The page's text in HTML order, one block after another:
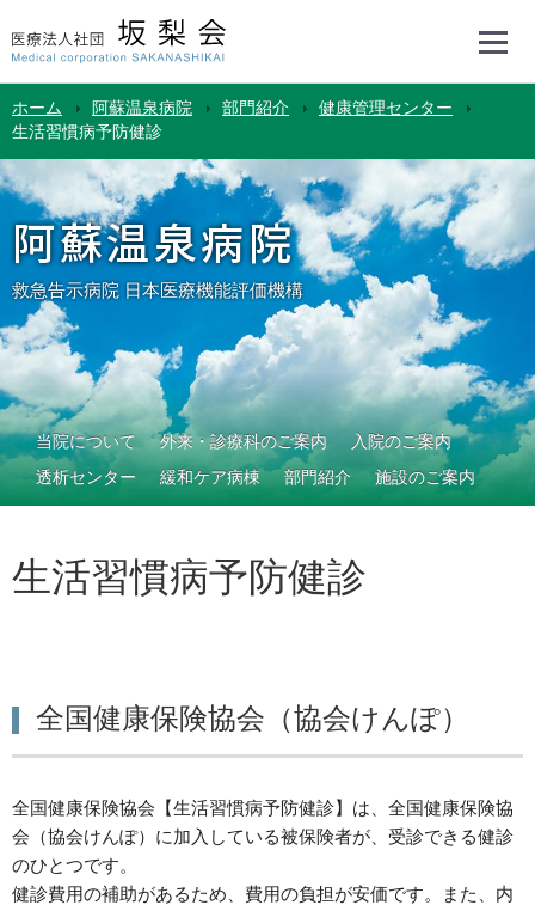
ホーム 阿蘇温泉病院 部門紹介
健康管理センター
生活習慣病予防健診
阿蘇温泉病院
救急告示病院 日本医療機能評価機構
当院について 外来・診療科のご案内
入院のご案内
透析センター
緩和ケア病棟 部門紹介 施設のご案内
生活習慣病予防健診
全国健康保険協会（協会けんぽ）
全国健康保険協会【生活習慣病予防健診】は、全国健康保険協
会（協会けんぽ）に加入している被保険者が、受診できる健診
のひとつです。
健診費用の補助があるため、費用の負担が安価です。また、内